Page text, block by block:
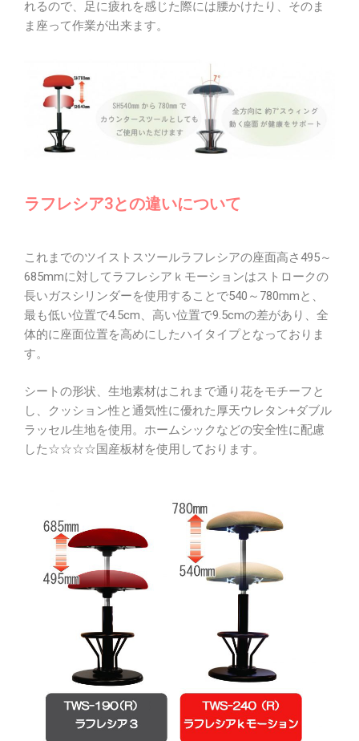
れるので、足に疲れを感じた際には腰かけたり、そのま
ま座って作業が出来ます。
ラフレシア3との違いについて
これまでのツイストスツールラフレシアの座面高さ495～
685mmに対してラフレシアｋモーションはストロークの
長いガスシリンダーを使用することで540～780mmと、
最も低い位置で4.5cm、高い位置で9.5cmの差があり、全
体的に座面位置を高めにしたハイタイプとなっておりま
す。
シートの形状、生地素材はこれまで通り花をモチーフと
し、クッション性と通気性に優れた厚天ウレタン+ダブル
ラッセル生地を使用。ホームシックなどの安全性に配慮
した☆☆☆☆国産板材を使用しております。